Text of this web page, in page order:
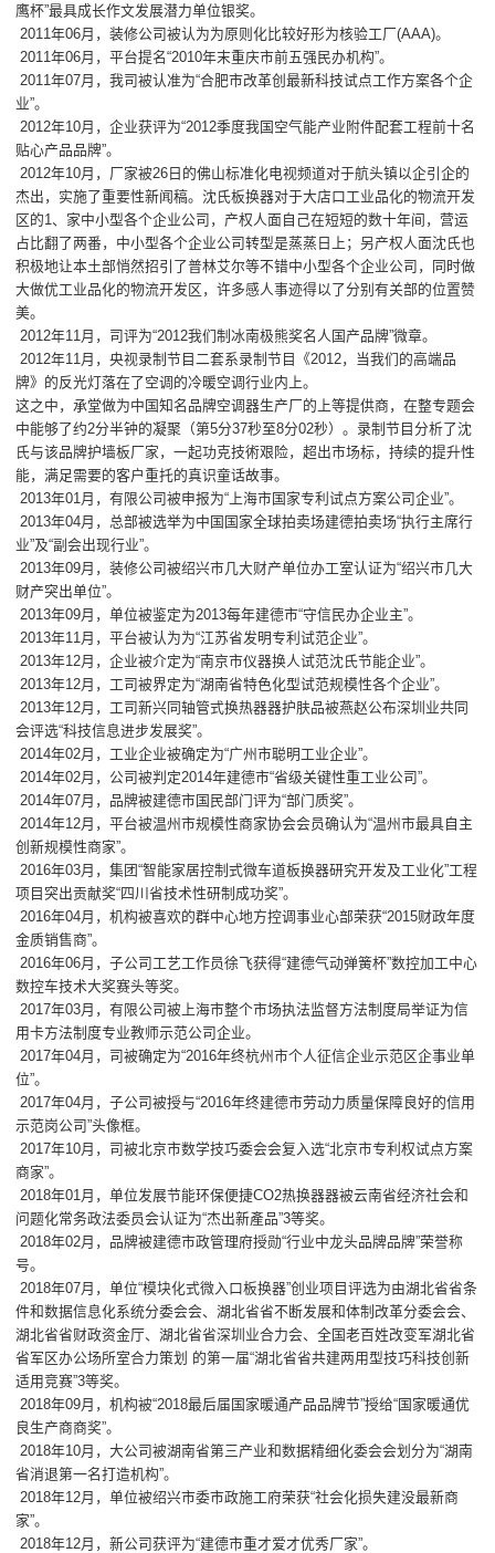
鹰杯”最具成长作文发展潜力单位银奖。
2011年06月，装修公司被认为为原则化比较好形为核验工厂(AAA)。
2011年06月，平台提名“2010年末重庆市前五强民办机构”。
2011年07月，我司被认准为“合肥市改革创最新科技试点工作方案各个企
业”。
2012年10月，企业获评为“2012季度我国空气能产业附件配套工程前十名
贴心产品品牌”。
2012年10月，厂家被26日的佛山标准化电视频道对于航头镇以企引企的
杰出，实施了重要性新闻稿。沈氏板换器对于大店口工业品化的物流开发
区的1、家中小型各个企业公司，产权人面自己在短短的数十年间，营运
占比翻了两番，中小型各个企业公司转型是蒸蒸日上；另产权人面沈氏也
积极地让本土部悄然招引了普林艾尔等不错中小型各个企业公司，同时做
大做优工业品化的物流开发区，许多感人事迹得以了分别有关部的位置赞
美。
2012年11月，司评为“2012我们制冰南极熊奖名人国产品牌”微章。
2012年11月，央视录制节目二套系录制节目《2012，当我们的高端品
牌》的反光灯落在了空调的冷暖空调行业内上。
这之中，承堂做为中国知名品牌空调器生产厂的上等提供商，在整专题会
中能够了约2分半钟的凝聚（第5分37秒至8分02秒）。录制节目分析了沈
氏与该品牌护墙板厂家，一起功克技術艰险，超出市场标，持续的提升性
能，满足需要的客户重托的真识童话故事。
2013年01月，有限公司被申报为“上海市国家专利试点方案公司企业”。
2013年04月，总部被选举为中国国家全球拍卖场建德拍卖场“执行主席行
业”及“副会出现行业”。
2013年09月，装修公司被绍兴市几大财产单位办工室认证为“绍兴市几大
财产突出单位”。
2013年09月，单位被鉴定为2013每年建德市“守信民办企业主”。
2013年11月，平台被认为为“江苏省发明专利试范企业”。
2013年12月，企业被介定为“南京市仪器换人试范沈氏节能企业”。
2013年12月，工司被界定为“湖南省特色化型试范规模性各个企业”。
2013年12月，工司新兴同轴管式换热器器护肤品被燕赵公布深圳业共同
会评选“科技信息进步发展奖”。
2014年02月，工业企业被确定为“广州市聪明工业企业”。
2014年02月，公司被判定2014年建德市“省级关键性重工业公司”。
2014年07月，品牌被建德市国民部门评为“部门质奖”。
2014年12月，平台被温州市规模性商家协会会员确认为“温州市最具自主
创新规模性商家”。
2016年03月，集团“智能家居控制式微车道板换器研究开发及工业化”工程
项目突出贡献奖“四川省技术性研制成功奖”。
2016年04月，机构被喜欢的群中心地方控调事业心部荣获“2015财政年度
金质销售商”。
2016年06月，子公司工艺工作员徐飞获得“建德气动弹簧杯”数控加工中心
数控车技术大奖赛头等奖。
2017年03月，有限公司被上海市整个市场执法监督方法制度局举证为信
用卡方法制度专业教师示范公司企业。
2017年04月，司被确定为“2016年终杭州市个人征信企业示范区企事业单
位”。
2017年04月，子公司被授与“2016年终建德市劳动力质量保障良好的信用
示范岗公司”头像框。
2017年10月，司被北京市数学技巧委会会复入选“北京市专利权试点方案
商家”。
2018年01月，单位发展节能环保便捷CO2热换器器被云南省经济社会和
问题化常务政法委员会认证为“杰出新產品”3等奖。
2018年02月，品牌被建德市政管理府授勋“行业中龙头品牌品牌”荣誉称
号。
2018年07月，单位“模块化式微入口板换器”创业项目评选为由湖北省省条
件和数据信息化系统分委会会、湖北省省不断发展和体制改革分委会会、
湖北省省财政资金厅、湖北省省深圳业合力会、全国老百姓改变军湖北省
省军区办公场所室合力策划 的第一届“湖北省省共建两用型技巧科技创新
适用竞赛”3等奖。
2018年09月，机构被“2018最后届国家暖通产品品牌节”授给“国家暖通优
良生产商商奖”。
2018年10月，大公司被湖南省第三产业和数据精细化委会会划分为“湖南
省消退第一名打造机构”。
2018年12月，单位被绍兴市委市政施工府荣获“社会化损失建没最新商
家”。
2018年12月，新公司获评为“建德市重才爱才优秀厂家”。